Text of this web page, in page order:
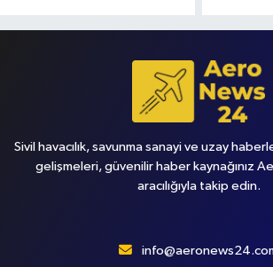
Sivil havacılık, savunma sanayi ve uzay
gelişmeleri, güvenilir haber kaynağınız
aracılığıyla takip edin.